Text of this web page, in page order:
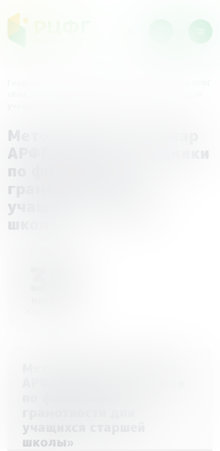
Методический семинар
АРФГ «Книги и учебники
по финансовой
грамотности для
учащихся старшей
школы»
школы»